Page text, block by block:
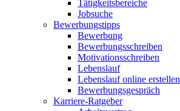
Tätigkeitsbereiche
Jobsuche
Bewerbungstipps
Bewerbung
Bewerbungsschreiben
Motivationsschreiben
Lebenslauf
Lebenslauf online erstellen
Bewerbungsgespräch
Karriere-Ratgeber